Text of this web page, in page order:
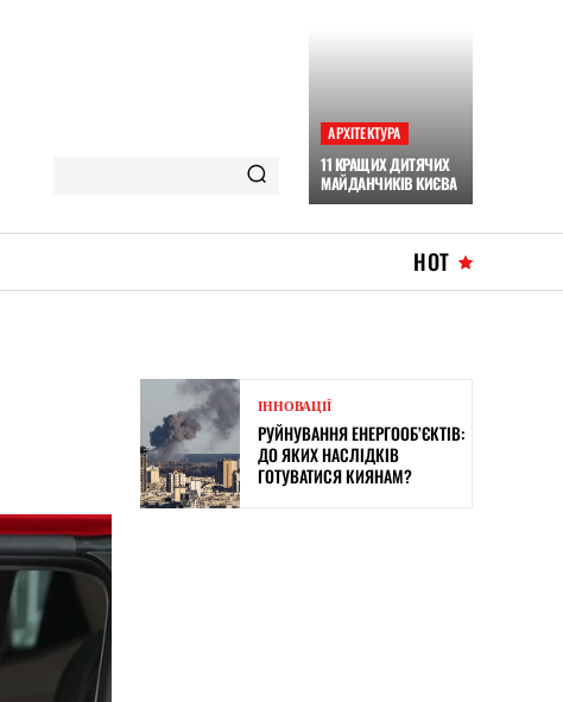
АРХІТЕКТУРА
11 КРАЩИХ ДИТЯЧИХ
МАЙДАНЧИКІВ КИЄВА
HOT
ІННОВАЦІЇ
РУЙНУВАННЯ ЕНЕРГООБ’ЄКТІВ:
ДО ЯКИХ НАСЛІДКІВ
ГОТУВАТИСЯ КИЯНАМ?